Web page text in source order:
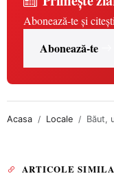
Abonează-te și
Abonează-te
Acasa Locale Băut,
ARTICOLE